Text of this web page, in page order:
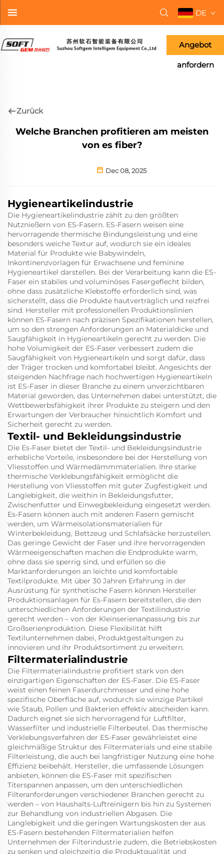
DE
Angebot
anfordern
Zurück
Welche Branchen profitieren am meisten
von es fiber?
Dec 08, 2025
Hygieneartikelindustrie
Die Hygieneartikelindustrie zählt zu den größten
Nutznießern von ES-Fasern. ES-Fasern weisen eine
hervorragende thermische Bindungsleistung und eine
besonders weiche Textur auf, wodurch sie ein ideales
Material für Produkte wie Babywindeln,
Inkontinenzvorlagen für Erwachsene und feminine
Hygieneartikel darstellen. Bei der Verarbeitung kann die ES-
Faser ein stabiles und voluminöses Fasergeflecht bilden,
ohne dass zusätzliche Klebstoffe erforderlich sind, was
sicherstellt, dass die Produkte hautverträglich und reizfrei
sind. Hersteller mit professionellen Produktionslinien
können ES-Fasern nach präzisen Spezifikationen herstellen,
um so den strengen Anforderungen an Materialdicke und
Saugfähigkeit in Hygieneartikeln gerecht zu werden. Die
hohe Volumigkeit der ES-Faser verbessert zudem die
Saugfähigkeit von Hygieneartikeln und sorgt dafür, dass
der Träger trocken und komfortabel bleibt. Angesichts der
steigenden Nachfrage nach hochwertigen Hygieneartikeln
ist ES-Faser in dieser Branche zu einem unverzichtbaren
Material geworden, das Unternehmen dabei unterstützt, die
Wettbewerbsfähigkeit ihrer Produkte zu steigern und den
Erwartungen der Verbraucher hinsichtlich Komfort und
Sicherheit gerecht zu werden.
Textil- und Bekleidungsindustrie
Die Es-Faser bietet der Textil- und Bekleidungsindustrie
erhebliche Vorteile, insbesondere bei der Herstellung von
Vliesstoffen und Wärmedämmmaterialien. Ihre starke
thermische Verklebungsfähigkeit ermöglicht die
Herstellung von Vliesstoffen mit guter Zugfestigkeit und
Langlebigkeit, die weithin in Bekleidungsfutter,
Zwischenfutter und Einwegbekleidung eingesetzt werden.
Es-Fasern können auch mit anderen Fasern gemischt
werden, um Wärmeisolationsmaterialien für
Winterbekleidung, Bettzeug und Schlafsäcke herzustellen.
Das geringe Gewicht der Faser und ihre hervorragenden
Wärmeeigenschaften machen die Endprodukte warm,
ohne dass sie sperrig sind, und erfüllen so die
Marktanforderungen an leichte und komfortable
Textilprodukte. Mit über 30 Jahren Erfahrung in der
Ausrüstung für synthetische Fasern können Hersteller
Produktionsanlagen für Es-Fasern bereitstellen, die den
unterschiedlichen Anforderungen der Textilindustrie
gerecht werden – von der Kleinserienanpassung bis zur
Großserienproduktion. Diese Flexibilität hilft
Textilunternehmen dabei, Produktgestaltungen zu
innovieren und ihr Produktsortiment zu erweitern.
Filtermaterialindustrie
Die Filtermaterialindustrie profitiert stark von den
einzigartigen Eigenschaften der ES-Faser. Die ES-Faser
weist einen feinen Faserdurchmesser und eine hohe
spezifische Oberfläche auf, wodurch sie winzige Partikel
wie Staub, Pollen und Bakterien effektiv abscheiden kann.
Dadurch eignet sie sich hervorragend für Luftfilter,
Wasserfilter und industrielle Filterbeutel. Das thermische
Verklebungsverfahren der ES-Faser gewährleistet eine
gleichmäßige Struktur des Filtermaterials und eine stabile
Filterleistung, die auch bei langfristiger Nutzung eine hohe
Effizienz beibehält. Hersteller, die umfassende Lösungen
anbieten, können die ES-Faser mit spezifischen
Titerspannen anpassen, um den unterschiedlichen
Filteranforderungen verschiedener Branchen gerecht zu
werden – von Haushalts-Luftreinigern bis hin zu Systemen
zur Behandlung von industriellen Abgasen. Die
Langlebigkeit und die geringen Wartungskosten der aus
ES-Fasern bestehenden Filtermaterialien helfen
Unternehmen der Filterindustrie zudem, die Betriebskosten
zu senken und gleichzeitig die Produktqualität und